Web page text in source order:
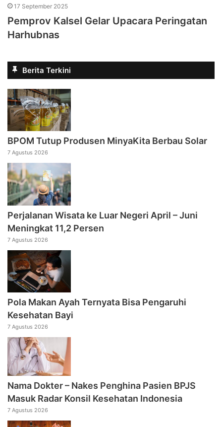
17 September 2025
Pemprov Kalsel Gelar Upacara Peringatan
Harhubnas
Berita Terkini
BPOM Tutup Produsen MinyaKita Berbau Solar
7 Agustus 2026
Perjalanan Wisata ke Luar Negeri April – Juni
Meningkat 11,2 Persen
7 Agustus 2026
Pola Makan Ayah Ternyata Bisa Pengaruhi
Kesehatan Bayi
7 Agustus 2026
Nama Dokter – Nakes Penghina Pasien BPJS
Masuk Radar Konsil Kesehatan Indonesia
7 Agustus 2026